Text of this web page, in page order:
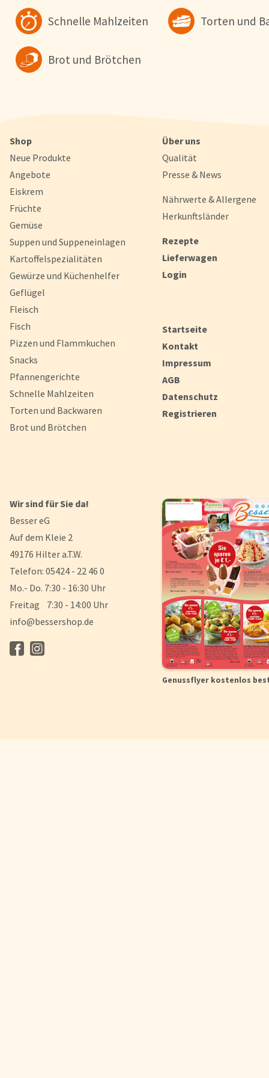
Schnelle Mahlzeiten Torten und
Brot und Brötchen
Shop
Neue Produkte
Angebote
Eiskrem
Früchte
Gemüse
Suppen und Suppeneinlagen
Kartoffelspezialitäten
Gewürze und Küchenhelfer
Geflügel
Fleisch
Fisch
Pizzen und Flammkuchen
Snacks
Pfannengerichte
Schnelle Mahlzeiten
Torten und Backwaren
Brot und Brötchen
Über uns
Qualität
Presse & News
Nährwerte & Allergene
Herkunftsländer
Rezepte
Lieferwagen
Login
Startseite
Kontakt
Impressum
AGB
Datenschutz
Registrieren
Wir sind für Sie da!
Besser eG
Auf dem Kleie 2
49176 Hilter a.T.W.
Telefon: 05424 - 22 46 0
Mo.- Do. 7:30 - 16:30 Uhr
Freitag 7:30 - 14:00 Uhr
info@bessershop.de
Genussflyer kostenlos